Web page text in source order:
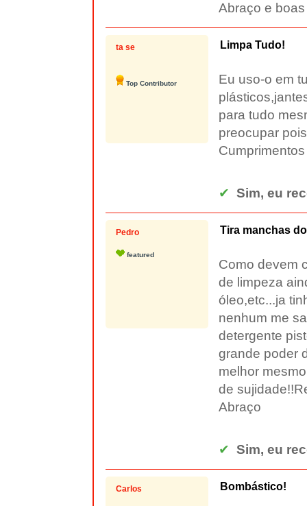
Abraço e
ta se
Top Contributor
Limpa Tudo!
Eu uso-o em
para tudo
preocupar
Cumprimentos
✔ Sim, eu
Pedro
featured
Tira manchas
Como devem
de limpeza
óleo,etc...ja
nenhum me
detergente
grande poder
melhor
de
Abraço
✔ Sim, eu
Carlos Bombástico!